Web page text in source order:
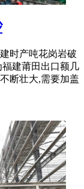
时产吨花岗岩破
建莆田出口额几
断壮大,需要加盖